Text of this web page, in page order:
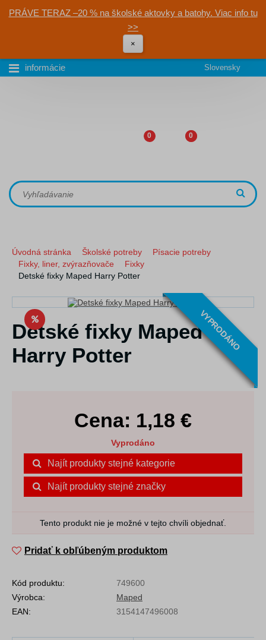
PRÁVE TERAZ –20 % na školské aktovky a batohy. Viac info tu
>>
×
informácie Slovensky
0 0
Úvodná stránka Školské potreby
Písacie potreby
Fixky, liner, zvýrazňovače
Fixky
Detské fixky Maped Harry Potter
VYPRODÁNO
Detské fixky Maped
Harry Potter
Cena: 1,18 €
Vyprodáno
Najít produkty stejné kategorie
Najít produkty stejné značky
Tento produkt nie je možné v tejto chvíli objednať.
Pridať k obľúbeným produktom
Kód produktu:
749600
Výrobca:
Maped
EAN:
3154147496008